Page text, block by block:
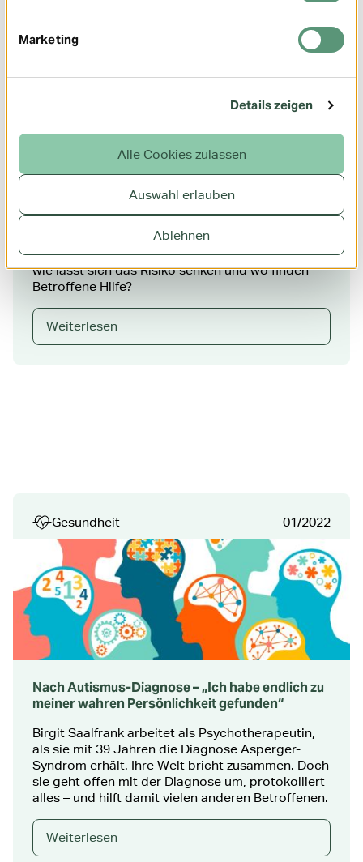
Marketing
Details zeigen
Alle Cookies zulassen
Auswahl erlauben
Ablehnen
01/2022
Risiko Fehlgeburt: Wenn das Leben endet, bevor
Eine Fehlgeburt ist der Albtraum einer jeden
Schwangeren. Was sind die häufigsten Ursachen,
wie lässt sich das Risiko senken und wo finden
Betroffene Hilfe?
Weiterlesen
Gesundheit 01/2022
Nach Autismus-Diagnose – „Ich habe endlich zu
meiner wahren Persönlichkeit gefunden“
Birgit Saalfrank arbeitet als Psychotherapeutin,
als sie mit 39 Jahren die Diagnose Asperger-
Syndrom erhält. Ihre Welt bricht zusammen. Doch
sie geht offen mit der Diagnose um, protokolliert
alles – und hilft damit vielen anderen Betroffenen.
Weiterlesen